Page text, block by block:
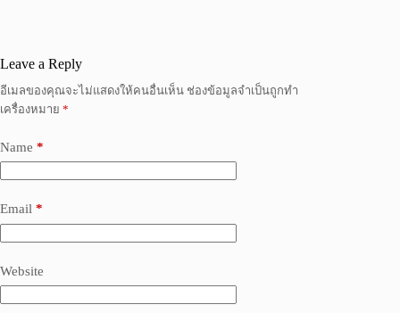
Leave a Reply
อีเมลของคุณจะไม่แสดงให้คนอื่นเห็น ช่องข้อมูลจำเป็นถูกทำ
เครื่องหมาย *
Name *
Email *
Website